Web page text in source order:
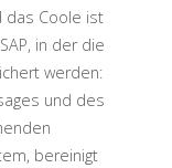
das Coole ist
in der die
werden:
und des
bereinigt